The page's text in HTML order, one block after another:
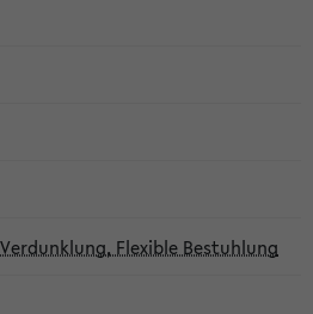
Flexible Bestuhlung